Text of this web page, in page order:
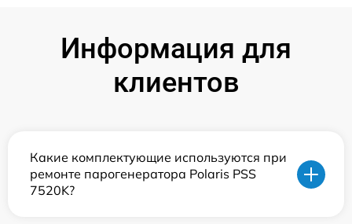
Информация для
клиентов
Какие комплектующие используются при
ремонте парогенератора Polaris PSS
7520K?